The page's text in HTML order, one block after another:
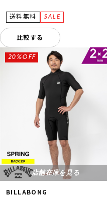
比較する
店舗在庫を見る
BILLABONG
20%OFF